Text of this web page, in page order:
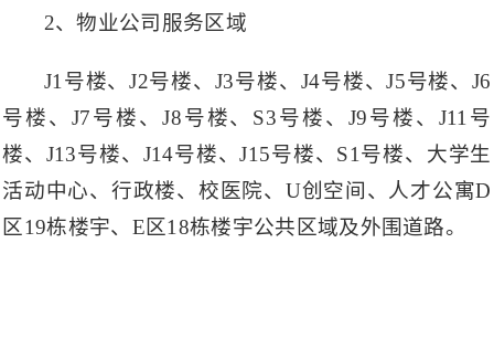
2、物业公司服务区域
J1号楼、J2号楼、J3号楼、J4号楼、J5号楼、J6
号楼、J7号楼、J8号楼、S3号楼、J9号楼、J11号
楼、J13号楼、J14号楼、J15号楼、S1号楼、大学生
活动中心、行政楼、校医院、U创空间、人才公寓D
区19栋楼宇、E区18栋楼宇公共区域及外围道路。